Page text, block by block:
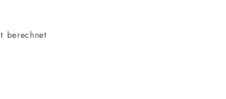
berechnet